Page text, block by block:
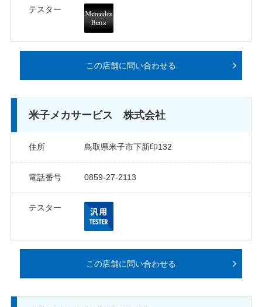
テスター
この店舗に問い合わせる
米子メカサービス 株式会社
住所 鳥取県米子市下新印132
電話番号 0859-27-2113
テスター
この店舗に問い合わせる